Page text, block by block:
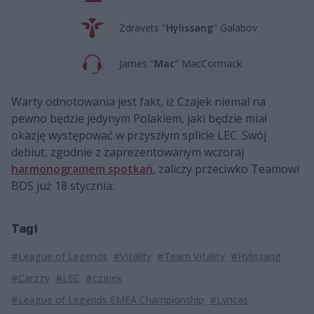
Zdravets "Hylissang" Galabov
James "Mac" MacCormack
Warty odnotowania jest fakt, iż Czajek niemal na
pewno będzie jedynym Polakiem, jaki będzie miał
okazję występować w przyszłym splicie LEC. Swój
debiut, zgodnie z zaprezentowanym wczoraj
harmonogramem spotkań, zaliczy przeciwko Teamowi
BDS już 18 stycznia.
Tagi
#League of Legends #Vitality #Team Vitality #Hylissang
#Carzzy #LEC #czajek
#League of Legends EMEA Championship #Lyncas